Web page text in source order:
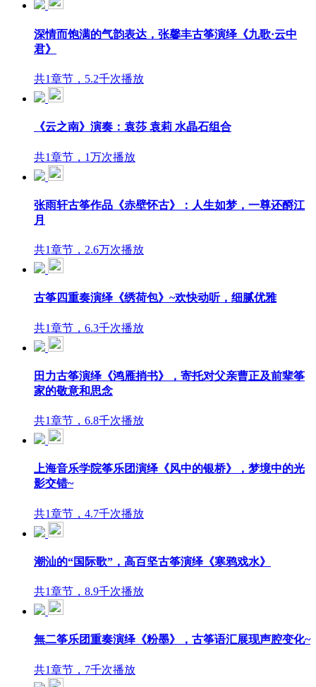
深情而饱满的气韵表达，张馨丰古筝演绎《九歌·云中
君》
共1章节，5.2千次播放
《云之南》演奏：袁莎 袁莉 水晶石组合
共1章节，1万次播放
张雨轩古筝作品《赤壁怀古》：人生如梦，一尊还酹江
月
共1章节，2.6万次播放
古筝四重奏演绎《绣荷包》~欢快动听，细腻优雅
共1章节，6.3千次播放
田力古筝演绎《鸿雁捎书》，寄托对父亲曹正及前辈筝
家的敬意和思念
共1章节，6.8千次播放
上海音乐学院筝乐团演绎《风中的银桥》，梦境中的光
影交错~
共1章节，4.7千次播放
潮汕的“国际歌”，高百坚古筝演绎《寒鸦戏水》
共1章节，8.9千次播放
無二筝乐团重奏演绎《粉墨》，古筝语汇展现声腔变化~
共1章节，7千次播放